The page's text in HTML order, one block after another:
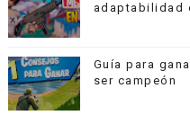
adaptabilidad
Guía para
ser campeón